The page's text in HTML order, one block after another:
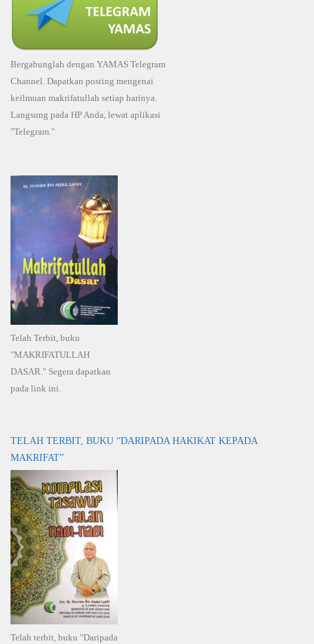
Bergabunglah dengan YAMAS Telegram
Channel. Dapatkan posting mengenai
keilmuan makrifatullah setiap harinya.
Langsung pada HP Anda, lewat aplikasi
"Telegram."
Telah Terbit, buku
"MAKRIFATULLAH
DASAR." Segera dapatkan
pada link ini.
TELAH TERBIT, BUKU “DARIPADA HAKIKAT KEPADA
MAKRIFAT”
Telah terbit, buku "Daripada